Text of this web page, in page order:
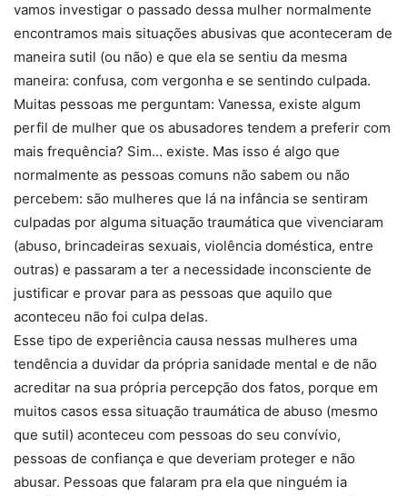
vamos investigar o passado dessa mulher normalmente
encontramos mais situações abusivas que aconteceram de
maneira sutil (ou não) e que ela se sentiu da mesma
maneira: confusa, com vergonha e se sentindo culpada.
Muitas pessoas me perguntam: Vanessa, existe algum
perfil de mulher que os abusadores tendem a preferir com
mais frequência? Sim… existe. Mas isso é algo que
normalmente as pessoas comuns não sabem ou não
percebem: são mulheres que lá na infância se sentiram
culpadas por alguma situação traumática que vivenciaram
(abuso, brincadeiras sexuais, violência doméstica, entre
outras) e passaram a ter a necessidade inconsciente de
justificar e provar para as pessoas que aquilo que
aconteceu não foi culpa delas.
Esse tipo de experiência causa nessas mulheres uma
tendência a duvidar da própria sanidade mental e de não
acreditar na sua própria percepção dos fatos, porque em
muitos casos essa situação traumática de abuso (mesmo
que sutil) aconteceu com pessoas do seu convívio,
pessoas de confiança e que deveriam proteger e não
abusar. Pessoas que falaram pra ela que ninguém ia